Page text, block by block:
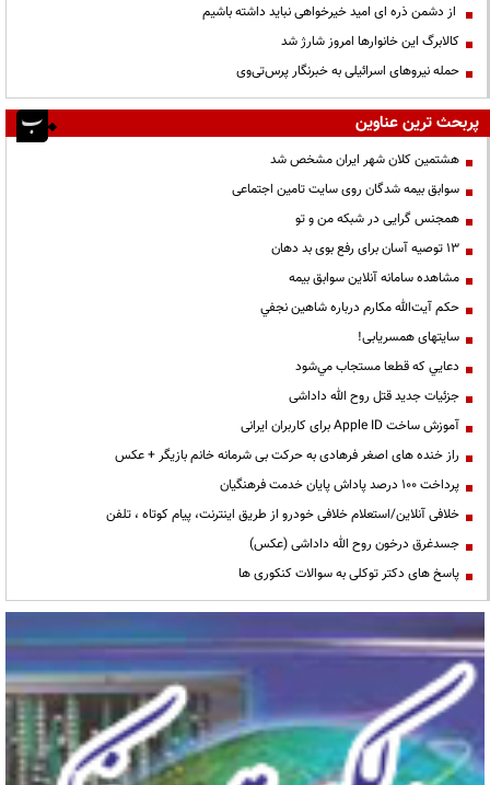
از دشمن ذره ای امید خیرخواهی نباید داشته باشیم
کالابرگ این خانوارها امروز شارژ شد
حمله نیروهای اسرائیلی به خبرنگار پرس‌تی‌وی
پربحث ترین عناوین
هشتمین کلان شهر ایران مشخص شد
سوابق بیمه شدگان روی سایت تامین اجتماعی
همجنس گرایی در شبکه من و تو
13 توصیه آسان برای رفع بوی بد دهان
مشاهده سامانه آنلاين سوابق بیمه
حكم آيت‌الله مكارم درباره شاهين نجفي
سایتهای همسریابی!
دعايي كه قطعا مستجاب مي‌شود
جزئیات جدید قتل روح الله داداشی
آموزش ساخت Apple ID برای کاربران ایرانی
راز خنده های اصغر فرهادی به حرکت بی شرمانه خانم بازیگر + عکس
پرداخت ۱۰۰ درصد پاداش پایان خدمت فرهنگیان
خلافی آنلاین/استعلام خلافی خودرو از طریق اینترنت، پیام کوتاه ، تلفن
جسدغرق درخون روح الله داداشی (عکس)
پاسخ های دکتر توکلی به سوالات کنکوری ها